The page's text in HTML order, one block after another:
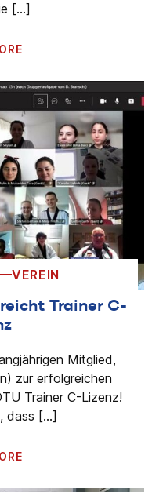
[…]
VEREIN
Trainer C-
Mitglied,
zur erfolgreichen
Trainer C-Lizenz!
dass […]